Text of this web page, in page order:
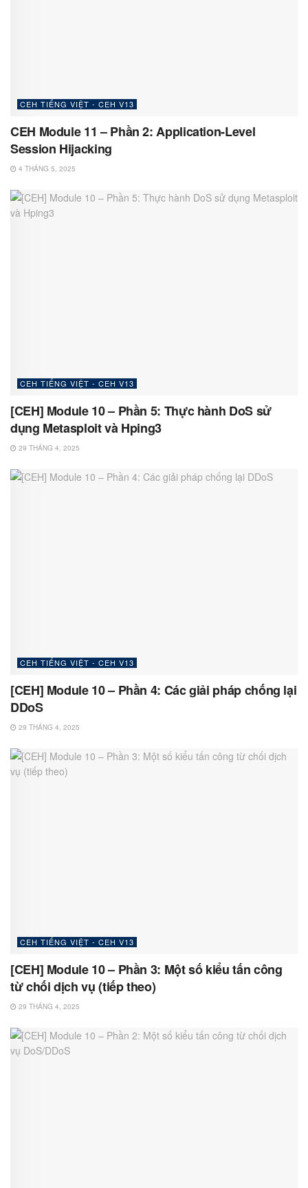
CEH TIẾNG VIỆT - CEH V13
CEH Module 11 – Phần 2: Application-Level
Session Hijacking
4 THÁNG 5, 2025
CEH TIẾNG VIỆT - CEH V13
[CEH] Module 10 – Phần 5: Thực hành DoS sử
dụng Metasploit và Hping3
29 THÁNG 4, 2025
CEH TIẾNG VIỆT - CEH V13
[CEH] Module 10 – Phần 4: Các giải pháp chống lại
DDoS
29 THÁNG 4, 2025
CEH TIẾNG VIỆT - CEH V13
[CEH] Module 10 – Phần 3: Một số kiểu tấn công
từ chối dịch vụ (tiếp theo)
29 THÁNG 4, 2025